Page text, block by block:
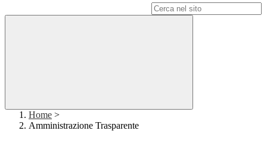
Home >
Amministrazione Trasparente